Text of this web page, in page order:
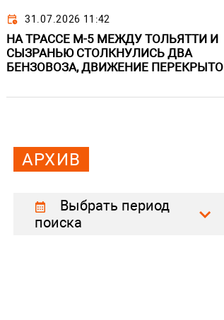
31.07.2026 11:42
НА ТРАССЕ М-5 МЕЖДУ ТОЛЬЯТТИ И
СЫЗРАНЬЮ СТОЛКНУЛИСЬ ДВА
БЕНЗОВОЗА, ДВИЖЕНИЕ ПЕРЕКРЫТО
АРХИВ
Выбрать период
поиска